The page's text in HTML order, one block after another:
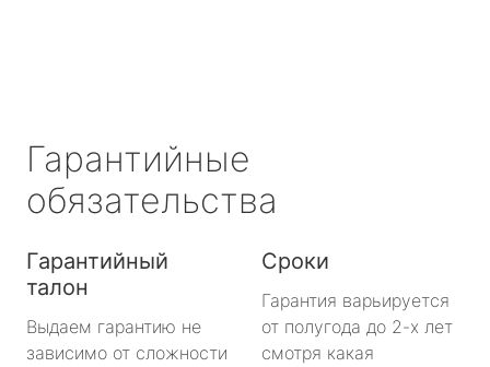
Гарантийные
обязательства
Гарантийный
талон
Выдаем гарантию не
зависимо от сложности
Сроки
Гарантия варьируется
от полугода до 2-х лет
смотря какая